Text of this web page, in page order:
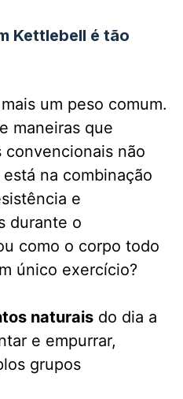
Kettlebell é tão
um peso comum.
maneiras que
convencionais não
na combinação
e
durante o
como o corpo todo
único exercício?
naturais do dia a
e empurrar,
grupos